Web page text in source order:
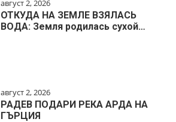
август 2, 2026
ОТКУДА НА ЗЕМЛЕ ВЗЯЛАСЬ
ВОДА: Земля родилась сухой…
август 2, 2026
РАДЕВ ПОДАРИ РЕКА АРДА НА
ГЪРЦИЯ